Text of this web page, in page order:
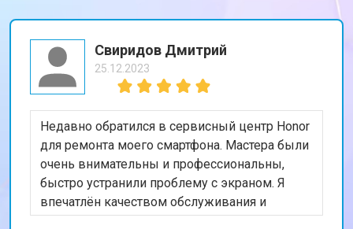
Свиридов Дмитрий
25.12.2023
Недавно обратился в сервисный центр Honor
для ремонта моего смартфона. Мастера были
очень внимательны и профессиональны,
быстро устранили проблему с экраном. Я
впечатлён качеством обслуживания и
скоростью выполнения работы. Мой телефон